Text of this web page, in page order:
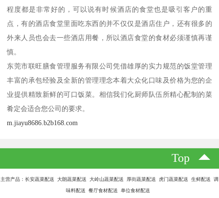
程度都是非常好的，可以说有时候酒店的食堂也是吸引客户的重
点，有的酒店食堂里面吃东西的并不仅仅是酒店住户，还有很多的
外来人员也会去一些酒店用餐，所以酒店食堂的食材必须谨慎再谨
慎。
东莞市联旺膳食管理服务有限公司凭借雄厚的实力规范的饭堂管理
丰富的承包经验及全新的管理理念本着大众化口味及价格为您的企
业提供精致新鲜的可口饭菜。相信我们化厨师队伍所精心配制的菜
肴定会适合您公司的要求。
m.jiayu8686.b2b168.com
Top
主营产品：长安蔬菜配送 大朗蔬菜配送 大岭山蔬菜配送 厚街蔬菜配送 虎门蔬菜配送 生鲜配送 调
味料配送 餐厅食材配送 单位食材配送